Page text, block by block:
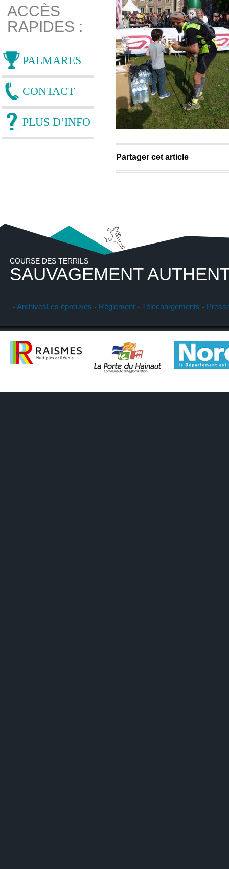
ACCÈS
RAPIDES :
PALMARES
CONTACT
PLUS D’INFO
Partager cet article
COURSE DES TERRILS
SAUVAGEMENT
-ArchivesLes épreuves - Réglement - Téléchargements -